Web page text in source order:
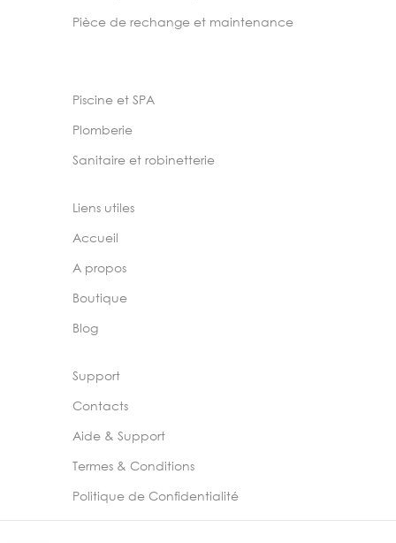
Pièce de rechange et maintenance
Piscine et SPA
Plomberie
Sanitaire et robinetterie
Liens utiles
Accueil
A propos
Boutique
Blog
Support
Contacts
Aide & Support
Termes & Conditions
Politique de Confidentialité